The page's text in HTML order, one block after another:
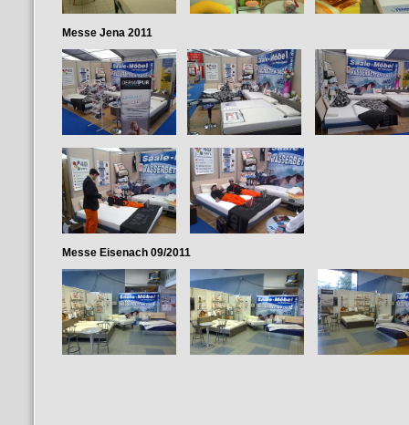
Messe Jena 2011
Messe Eisenach 09/2011